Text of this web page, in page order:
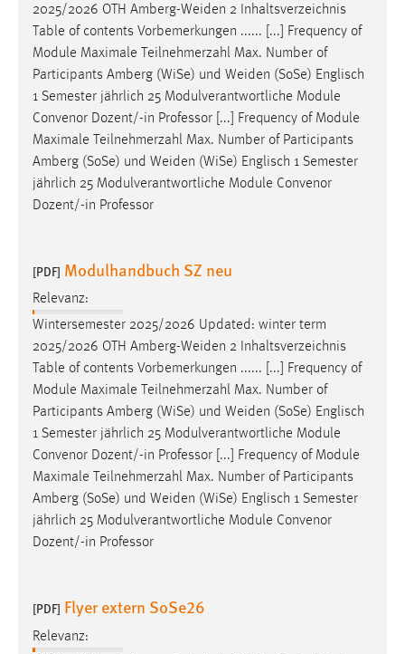
2025/2026 OTH Amberg-Weiden 2 Inhaltsverzeichnis
Table of contents Vorbemerkungen ...... [...] Frequency of
Module Maximale Teilnehmerzahl Max. Number of
Participants Amberg (WiSe) und Weiden (SoSe) Englisch
1 Semester jährlich 25 Modulverantwortliche Module
Convenor Dozent/-in Professor [...] Frequency of Module
Maximale Teilnehmerzahl Max. Number of Participants
Amberg (SoSe) und Weiden (WiSe) Englisch 1 Semester
jährlich 25 Modulverantwortliche Module Convenor
Dozent/-in Professor
[PDF] Modulhandbuch SZ neu
Relevanz:
Wintersemester 2025/2026 Updated: winter term
2025/2026 OTH Amberg-Weiden 2 Inhaltsverzeichnis
Table of contents Vorbemerkungen ...... [...] Frequency of
Module Maximale Teilnehmerzahl Max. Number of
Participants Amberg (WiSe) und Weiden (SoSe) Englisch
1 Semester jährlich 25 Modulverantwortliche Module
Convenor Dozent/-in Professor [...] Frequency of Module
Maximale Teilnehmerzahl Max. Number of Participants
Amberg (SoSe) und Weiden (WiSe) Englisch 1 Semester
jährlich 25 Modulverantwortliche Module Convenor
Dozent/-in Professor
[PDF] Flyer extern SoSe26
Relevanz:
Cookie Laufzeit:
Max. 13 Monate
MARKETING
Marketing Cookies werden von Drittanbietern
verwendet, um personalisierte Werbung anzuzeigen.
Sie tun dies, indem sie Besucher über Websites
Google Ads
Name:
Anbieter:
Google Ireland Limited
Zweck:
Conversion-Tracking
Cookie Laufzeit:
3 Monate
Facebook Pixel
Anbieter:
Facebook